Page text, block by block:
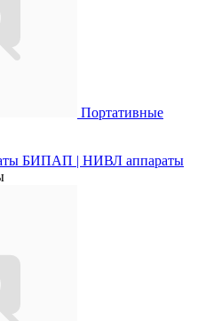
Портативные
БИПАП | НИВЛ аппараты